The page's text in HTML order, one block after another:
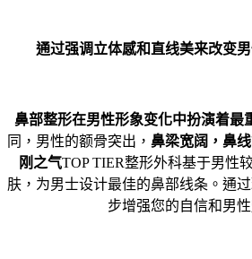
通过强调立体感和直线美来改变
鼻部整形在男性形象变化中扮演着最
同，男性的额骨突出， 鼻梁宽阔，鼻
刚之气TOP TIER整形外科基于男性
肤，为男士设计最佳的鼻部线条。通
步增强您的自信和男性